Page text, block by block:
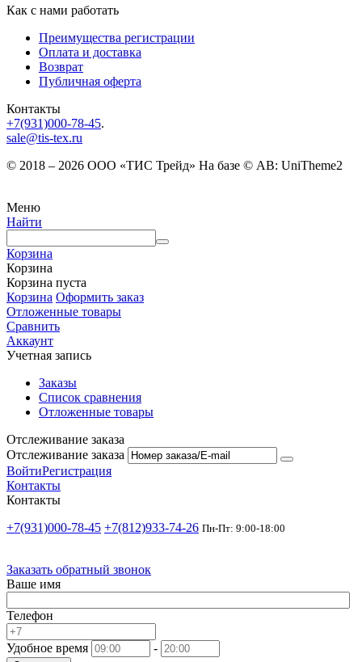
Как с нами работать
Преимущества регистрации
Оплата и доставка
Возврат
Публичная оферта
Контакты
+7(931)000-78-45.
sale@tis-tex.ru
© 2018 – 2026 ООО «ТИС Трейд» На базе © AB: UniTheme2
Меню
Найти
Корзина
Корзина
Корзина пуста
Корзина Оформить заказ
Отложенные товары
Сравнить
Аккаунт
Учетная запись
Заказы
Список сравнения
Отложенные товары
Отслеживание заказа
Отслеживание заказа
ВойтиРегистрация
Контакты
Контакты
+7(931)000-78-45 +7(812)933-74-26 Пн-Пт: 9:00-18:00
Заказать обратный звонок
Ваше имя
Телефон
Удобное время -